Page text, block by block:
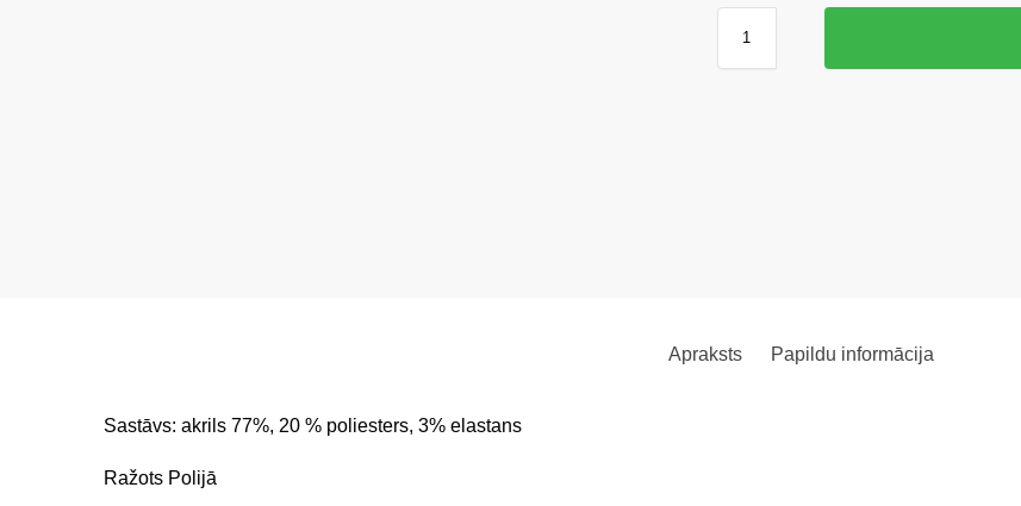
Apraksts Papildu informācija
Sastāvs: akrils 77%, 20 % poliesters, 3% elastans
Ražots Polijā